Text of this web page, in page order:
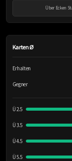
Über Ecken
Karten Ø
Erhalten
Gegner
Ü 2.5
Ü 3.5
Ü 4.5
Ü 5.5